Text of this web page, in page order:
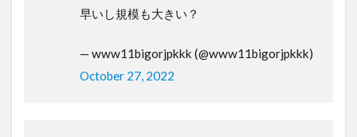
早いし規模も大きい？
— www11bigorjpkkk (@www11bigorjpkkk)
October 27, 2022